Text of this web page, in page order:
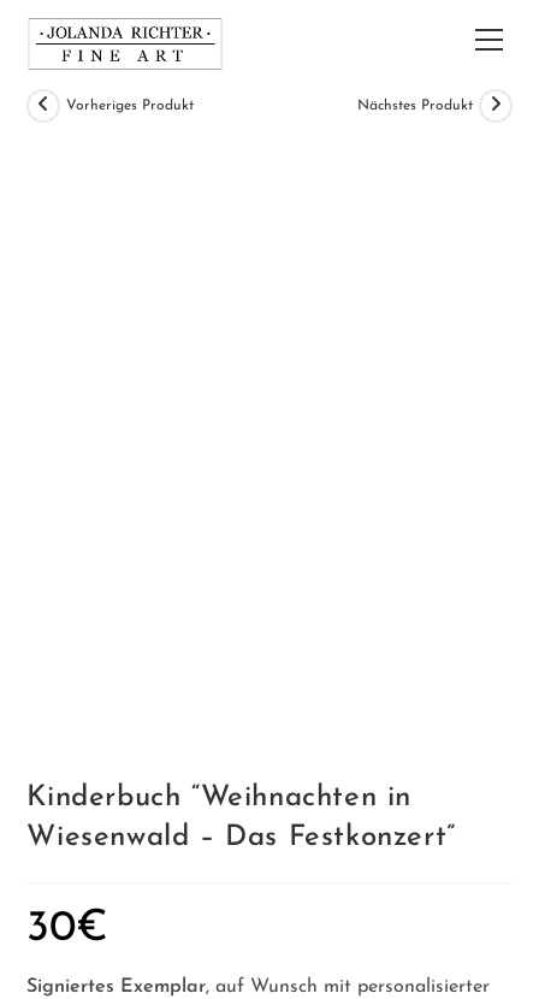
Inhalt
springen
Vorheriges Produkt Nächstes Produkt
Kinderbuch “Weihnachten in
Wiesenwald – Das Festkonzert”
30€
Signiertes Exemplar, auf Wunsch mit personalisierter